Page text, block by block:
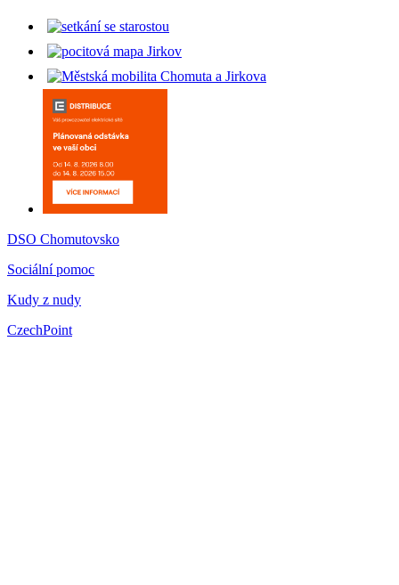
DSO Chomutovsko
Sociální pomoc
Kudy z nudy
CzechPoint